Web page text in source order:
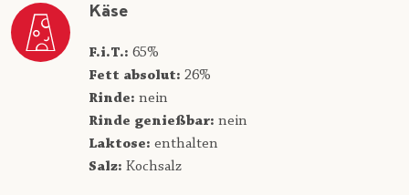
Käse
F.i.T.: 65%
Fett absolut: 26%
Rinde: nein
Rinde genießbar: nein
Laktose: enthalten
Salz: Kochsalz